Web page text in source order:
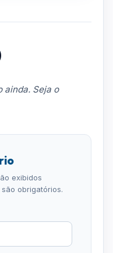
ainda. Seja o
exibidos
obrigatórios.